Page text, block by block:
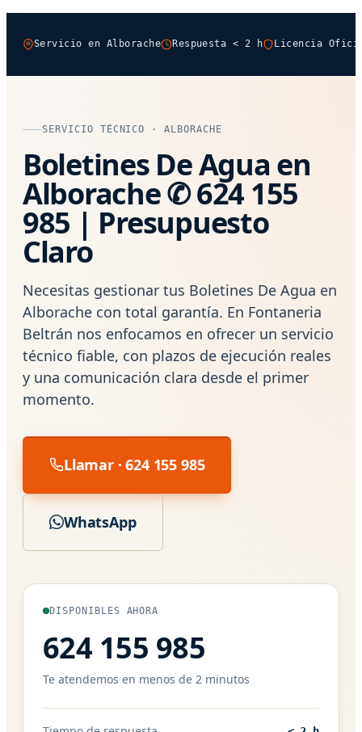
Servicio en Alborache Respuesta < 2 h Licencia
SERVICIO TÉCNICO · ALBORACHE
Boletines De Agua en
Alborache ✆ 624 155
985 | Presupuesto
Claro
Necesitas gestionar tus Boletines De Agua en
Alborache con total garantía. En Fontaneria
Beltrán nos enfocamos en ofrecer un servicio
técnico fiable, con plazos de ejecución reales
y una comunicación clara desde el primer
momento.
Llamar · 624 155 985
WhatsApp
DISPONIBLES AHORA
624 155 985
Te atendemos en menos de 2 minutos